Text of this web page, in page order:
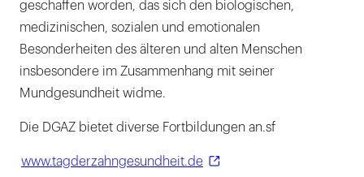
geschaffen worden, das sich den biologischen,
medizinischen, sozialen und emotionalen
Besonderheiten des älteren und alten Menschen
insbesondere im Zusammenhang mit seiner
Mundgesundheit widme.
Die DGAZ bietet diverse Fortbildungen an.sf
www.tagderzahngesundheit.de